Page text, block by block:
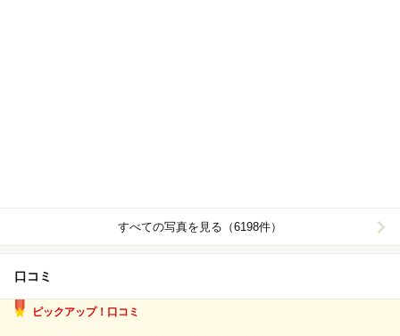
すべての写真を見る（6198件）
口コミ
ピックアップ！口コミ